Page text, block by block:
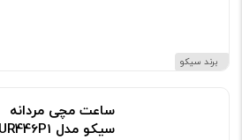
برند سیکو
ساعت مچی مردانه
سیکو مدل SUR446P1